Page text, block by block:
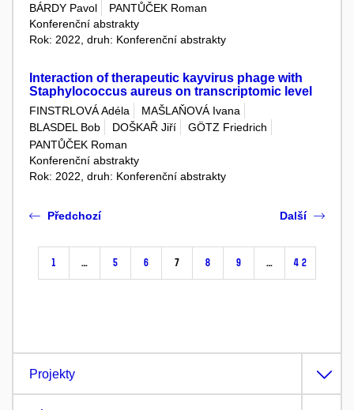
BÁRDY Pavol
PANTŮČEK Roman
Konferenční abstrakty
Rok: 2022, druh: Konferenční abstrakty
Interaction of therapeutic kayvirus phage with
Staphylococcus aureus on transcriptomic level
FINSTRLOVÁ Adéla
MAŠLAŇOVÁ Ivana
BLASDEL Bob
DOŠKAŘ Jiří
GÖTZ Friedrich
PANTŮČEK Roman
Konferenční abstrakty
Rok: 2022, druh: Konferenční abstrakty
Předchozí
1 … 5 6 7 8 9 … 42
Další
Projekty